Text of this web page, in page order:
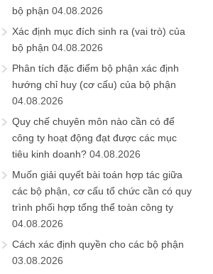
bộ phận 04.08.2026
Xác định mục đích sinh ra (vai trò) của
bộ phận 04.08.2026
Phân tích đặc điểm bộ phận xác định
hướng chỉ huy (cơ cấu) của bộ phận
04.08.2026
Quy chế chuyên môn nào cần có để
công ty hoạt động đạt được các mục
tiêu kinh doanh? 04.08.2026
Muốn giải quyết bài toán hợp tác giữa
các bộ phận, cơ cấu tổ chức cần có quy
trình phối hợp tổng thể toàn công ty
04.08.2026
Cách xác định quyền cho các bộ phận
03.08.2026